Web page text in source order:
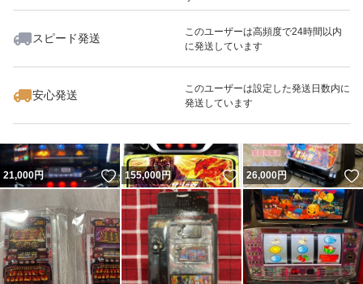
スピード発送
このユーザーは高頻度で24時間以内
に発送しています
安心発送
このユーザーは設定した発送日数内に
発送しています
いいね！
300,000
21,000円 いいね！
155,000円 いいね！
26,000円